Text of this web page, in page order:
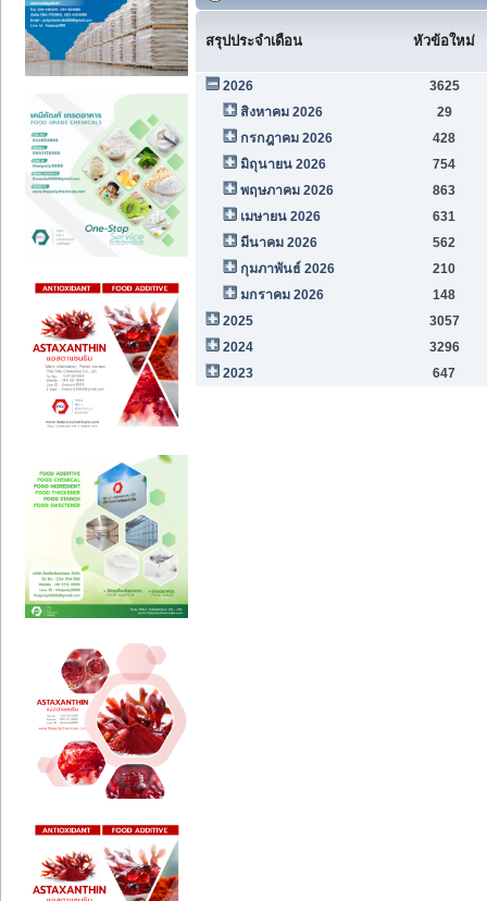
สรุปประจำเดือน หัวข้อใหม่
2026
3625
สิงหาคม 2026
29
กรกฎาคม 2026
428
มิถุนายน 2026
754
พฤษภาคม 2026
863
เมษายน 2026
631
มีนาคม 2026
562
กุมภาพันธ์ 2026
210
มกราคม 2026
148
2025
3057
2024
3296
2023
647